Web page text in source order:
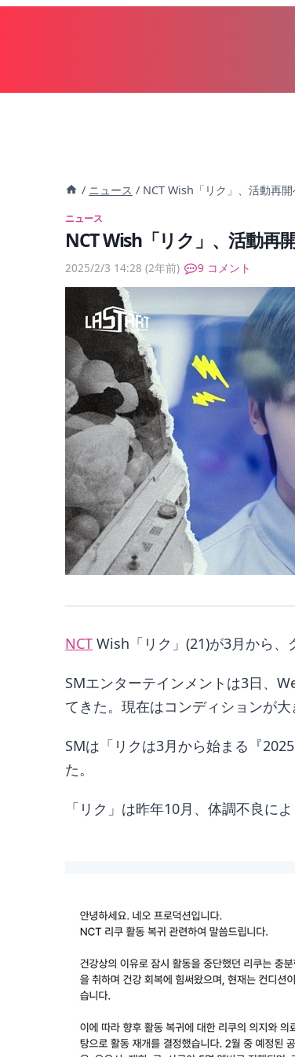
/ ニュース / NCT Wish「リク」、活動再
ニュース
NCT Wish「リク」、活動再
2025/2/3 14:28 (2年前) 9 コメント
NCT Wish「リク」(21)が3月から、
SMエンターテインメントは3日、
てきた。現在はコンディションが
SMは「リクは3月から始まる『
た。
「リク」は昨年10月、体調不良に